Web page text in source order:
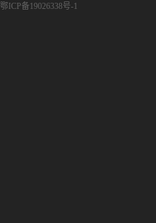
鄂ICP备19026338号-1